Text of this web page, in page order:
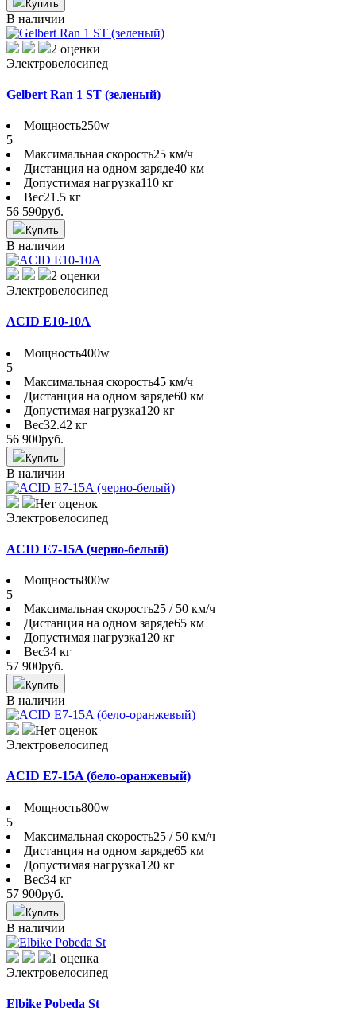
Купить
В наличии
2 оценки
Электровелосипед
Gelbert Ran 1 ST (зеленый)
Мощность250w
5
Максимальная скорость25 км/ч
Дистанция на одном заряде40 км
Допустимая нагрузка110 кг
Вес21.5 кг
56 590руб.
Купить
В наличии
2 оценки
Электровелосипед
ACID E10-10A
Мощность400w
5
Максимальная скорость45 км/ч
Дистанция на одном заряде60 км
Допустимая нагрузка120 кг
Вес32.42 кг
56 900руб.
Купить
В наличии
Нет оценок
Электровелосипед
ACID E7-15A (черно-белый)
Мощность800w
5
Максимальная скорость25 / 50 км/ч
Дистанция на одном заряде65 км
Допустимая нагрузка120 кг
Вес34 кг
57 900руб.
Купить
В наличии
Нет оценок
Электровелосипед
ACID E7-15A (бело-оранжевый)
Мощность800w
5
Максимальная скорость25 / 50 км/ч
Дистанция на одном заряде65 км
Допустимая нагрузка120 кг
Вес34 кг
57 900руб.
Купить
В наличии
1 оценка
Электровелосипед
Elbike Pobeda St